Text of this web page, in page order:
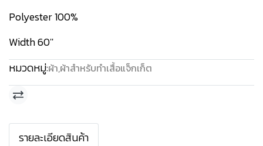
Polyester 100%
Width 60''
หมวดหมู่:ผ้า,ผ้าสำหรับทำเสื้อแจ็กเก็ต
รายละเอียดสินค้า